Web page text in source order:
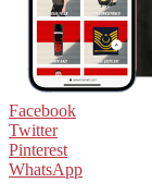
Facebook
Twitter
Pinterest
WhatsApp